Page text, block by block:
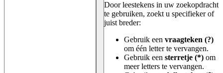
Door leestekens in uw zoekopdracht
te gebruiken, zoekt u specifieker of
juist breder:
Gebruik een vraagteken (?)
om één letter te vervangen.
Gebruik een sterretje (*) om
meer letters te vervangen.